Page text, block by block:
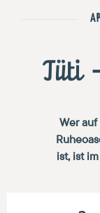
Tüti
Wer
ist, ist